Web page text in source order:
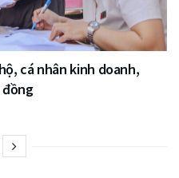
cá nhân kinh doanh,